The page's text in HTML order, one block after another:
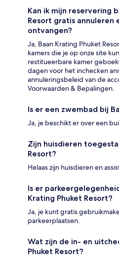
Kan ik mijn reservering
Resort gratis
ontvangen?
Ja, Baan Krating Phuket
kamers die je op onze site
restitueerbare kamer
dagen voor het inchecken
annuleringsbeleid van de
Voorwaarden & Bepalingen.
Is er een zwembad bij
Ja, je beschikt er over een
Zijn huisdieren
Resort?
Helaas zijn huisdieren en
Is er
Krating Phuket Resort?
Ja, je kunt gratis
parkeerplaatsen.
Wat zijn de in- en
Phuket Resort?